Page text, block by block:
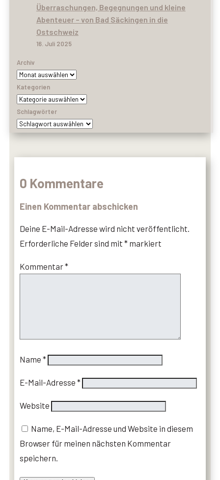
Überraschungen, Begegnungen und kleine
Abenteuer – von Bad Säckingen in die
Ostschweiz
16. Juli 2025
Archiv
Kategorien
Schlagwörter
0 Kommentare
Einen Kommentar abschicken
Deine E-Mail-Adresse wird nicht veröffentlicht.
Erforderliche Felder sind mit* markiert
Kommentar*
Name*
E-Mail-Adresse*
Website
Name, E-Mail-Adresse und Website in diesem
Browser für meinen nächsten Kommentar
speichern.